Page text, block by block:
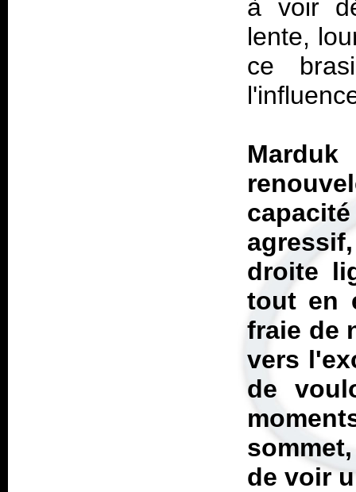
à voir
lente,
ce
droite
tout en
fraie de
vers
de
de voir